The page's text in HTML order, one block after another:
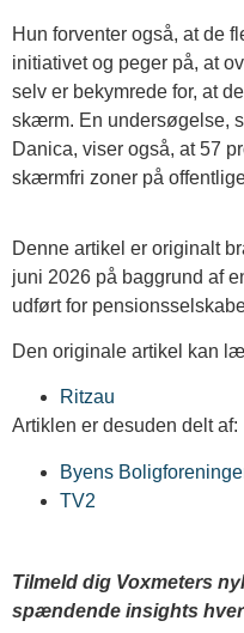
Hun forventer også, at de
initiativet og peger på, at
selv er bekymrede for, at
skærm. En undersøgelse,
Danica, viser også, at 57
skærmfri zoner på
Denne artikel er originalt
juni 2026 på baggrund af
udført for
Den originale artikel kan
Ritzau
Artiklen er desuden delt af:
Byens
TV2
Tilmeld dig Voxmeters
spændende insights